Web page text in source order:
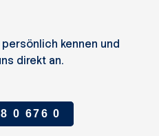
kennen und
direkt an.
0 676 0